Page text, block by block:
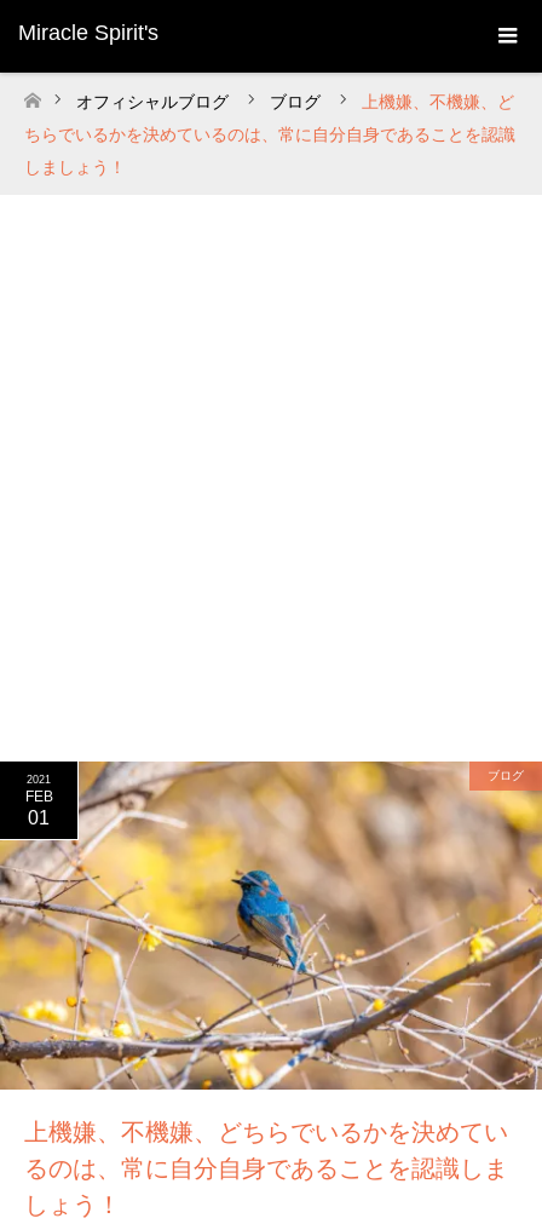
Miracle Spirit's
ホーム
オフィシャルブログ ブログ
上機嫌、不機嫌、ど
ちらでいるかを決めているのは、常に自分自身であることを認識
しましょう！
2021
FEB
01
ブログ
上機嫌、不機嫌、どちらでいるかを決めてい
るのは、常に自分自身であることを認識しま
しょう！